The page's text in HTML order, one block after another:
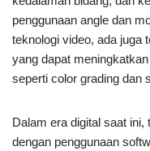
penggunaan angle dan
teknologi video, ada juga
yang dapat
seperti color grading dan
Dalam era digital saat
dengan penggunaan